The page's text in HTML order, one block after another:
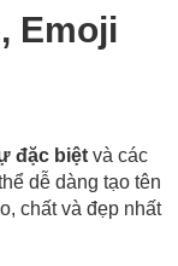
Emoji
đặc biệt và các
dễ dàng tạo tên
chất và đẹp nhất